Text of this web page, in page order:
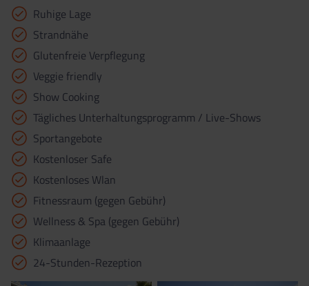
Ruhige Lage
Strandnähe
Glutenfreie Verpflegung
Veggie friendly
Show Cooking
Tägliches Unterhaltungsprogramm / Live-Shows
Sportangebote
Kostenloser Safe
Kostenloses Wlan
Fitnessraum (gegen Gebühr)
Wellness & Spa (gegen Gebühr)
Klimaanlage
24-Stunden-Rezeption